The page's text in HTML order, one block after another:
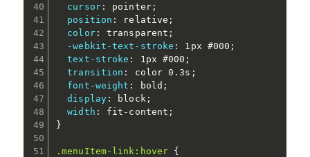
cursor: pointer;
position : relative ;
color: transparent ;
-webkit-text-stroke : 1px #000 ;
text-stroke : 1px #000 ;
transition : color 0.3s ;
font-weight : bold ;
display : block ;
width : fit-content ;
}
.menuItem-link:hover {